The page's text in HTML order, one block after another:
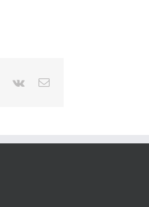
Pinterest
Vk Email